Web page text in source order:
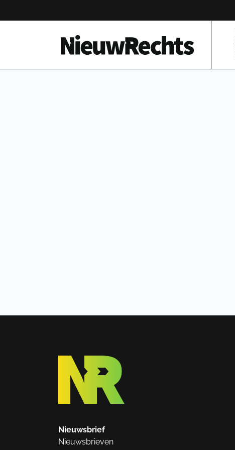
Homepage van NieuwRechts
Nieuwsbrief
Nieuwsbrieven